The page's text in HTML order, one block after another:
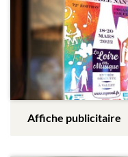
Affiche publicitaire